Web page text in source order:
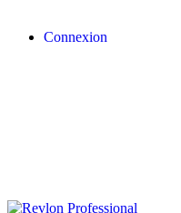
Connexion